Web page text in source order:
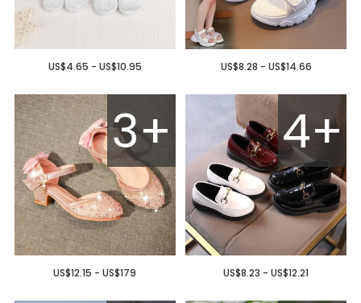
US$4.65 - US$10.95 US$8.28 - US$14.66
3+
US$12.15 - US$179
4+
US$8.23 - US$12.21